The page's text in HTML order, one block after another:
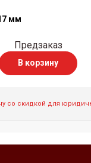
мм
Предзаказ
В корзину
со скидкой для